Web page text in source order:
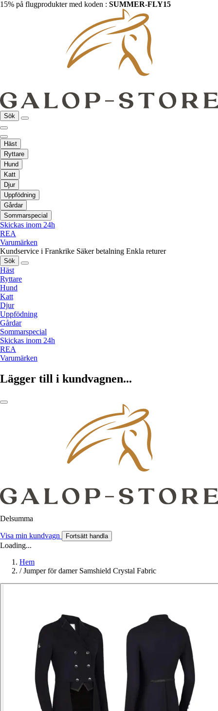
15% på flugprodukter med koden : SUMMER-FLY15
Sök
Häst
Ryttare
Hund
Katt
Djur
Uppfödning
Gårdar
Sommarspecial
Skickas inom 24h
REA
Varumärken
Kundservice i Frankrike Säker betalning Enkla returer
Sök
Häst
Ryttare
Hund
Katt
Djur
Uppfödning
Gårdar
Sommarspecial
Skickas inom 24h
REA
Varumärken
Lägger till i kundvagnen...
Delsumma
Visa min kundvagn Fortsätt handla
Loading...
Hem
/ Jumper för damer Samshield Crystal Fabric